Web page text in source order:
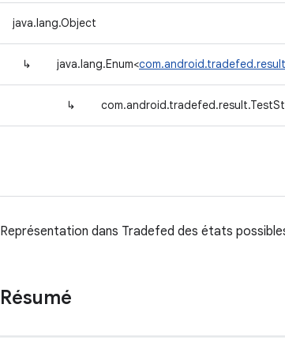
java.lang.Object
↳ java.lang.Enum<
↳
Représentation dans Tradefed des états
Résumé